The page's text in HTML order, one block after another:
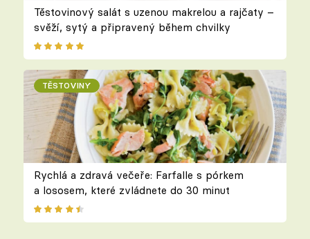
Těstovinový salát s uzenou makrelou a rajčaty –
svěží, sytý a připravený během chvilky
TĚSTOVINY
Rychlá a zdravá večeře: Farfalle s pórkem
a lososem, které zvládnete do 30 minut